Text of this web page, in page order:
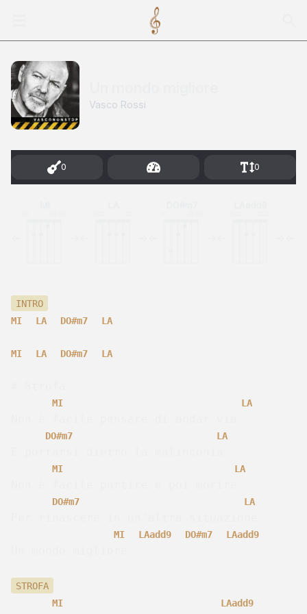
Vasco Rossi
0 0
INTRO
MI
LA DO#m7 LA
MI LA DO#m7 LA
MI LA
DO#m7 LA
MI LA
DO#m7 LA
MI LAadd9 DO#m7 LAadd9
STROFA
MI
LAadd9